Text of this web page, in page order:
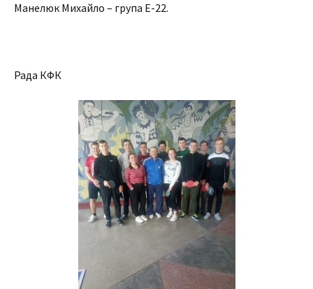
Манелюк Михайло – група Е-22.
Рада КФК